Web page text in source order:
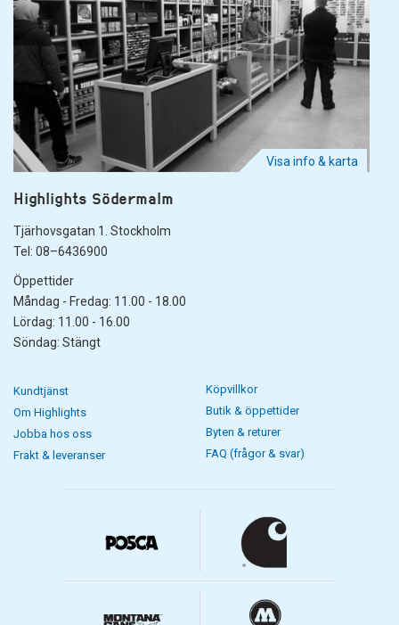
Visa info & karta
Highlights Södermalm
Tjärhovsgatan 1. Stockholm
Tel: 08–6436900
Öppettider
Måndag - Fredag: 11.00 - 18.00
Lördag: 11.00 - 16.00
Söndag: Stängt
Kundtjänst
Om Highlights
Jobba hos oss
Frakt & leveranser
Köpvillkor
Butik & öppettider
Byten & returer
FAQ (frågor & svar)